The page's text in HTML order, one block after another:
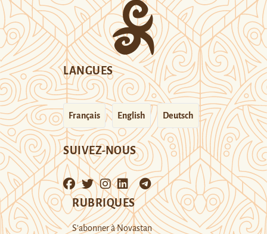
LANGUES
Français English Deutsch
SUIVEZ-NOUS
RUBRIQUES
S’abonner à Novastan